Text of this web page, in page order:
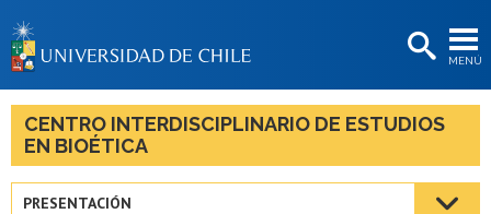
MENÚ
BIBLIOTECAS
LA UNIVERSIDAD
CENTRO INTERDISCIPLINARIO DE ESTUDIOS
EN BIOÉTICA
PRESENTACIÓN